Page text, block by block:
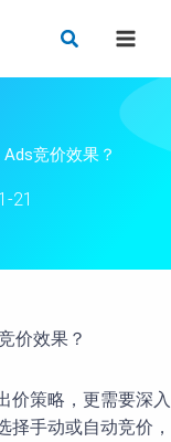
Search
竞价效果？
21
价效果？
价策略，更需要深入
手动或自动竞价，